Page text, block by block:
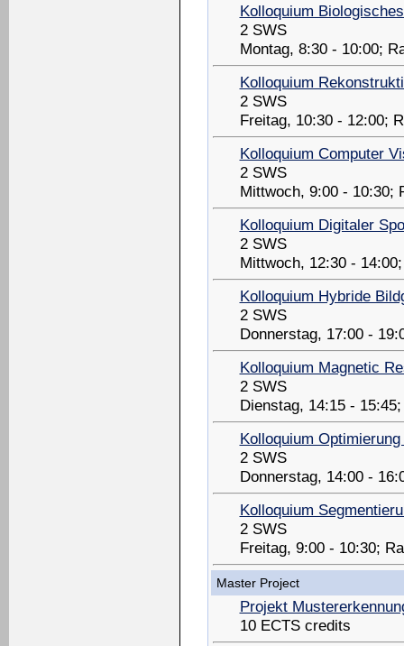
Kolloquium
2 SWS
Montag, 8:30 - 10:00;
Kolloquium
2 SWS
Freitag, 10:30 - 12:00;
Kolloquium Computer
2 SWS
Mittwoch, 9:00 - 10:30;
Kolloquium Digitaler
2 SWS
Mittwoch, 12:30 -
Kolloquium Hybride
2 SWS
Donnerstag, 17:00 -
Kolloquium Magnetic
2 SWS
Dienstag, 14:15 -
Kolloquium
2 SWS
Donnerstag, 14:00 -
Kolloquium
2 SWS
Freitag, 9:00 - 10:30;
Master Project
Projekt
10 ECTS credits